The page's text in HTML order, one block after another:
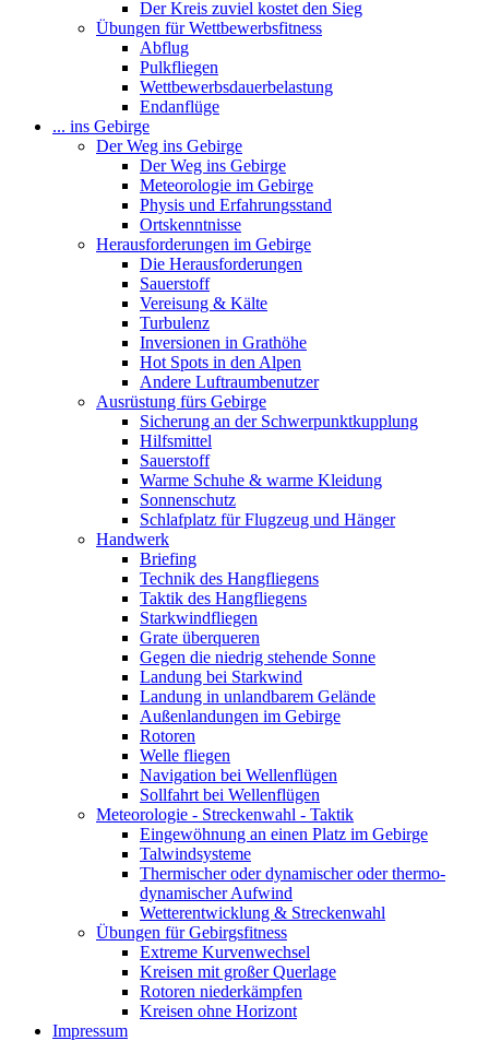
Der Kreis zuviel kostet den Sieg
Übungen für Wettbewerbsfitness
Abflug
Pulkfliegen
Wettbewerbsdauerbelastung
Endanflüge
... ins Gebirge
Der Weg ins Gebirge
Der Weg ins Gebirge
Meteorologie im Gebirge
Physis und Erfahrungsstand
Ortskenntnisse
Herausforderungen im Gebirge
Die Herausforderungen
Sauerstoff
Vereisung & Kälte
Turbulenz
Inversionen in Grathöhe
Hot Spots in den Alpen
Andere Luftraumbenutzer
Ausrüstung fürs Gebirge
Sicherung an der Schwerpunktkupplung
Hilfsmittel
Sauerstoff
Warme Schuhe & warme Kleidung
Sonnenschutz
Schlafplatz für Flugzeug und Hänger
Handwerk
Briefing
Technik des Hangfliegens
Taktik des Hangfliegens
Starkwindfliegen
Grate überqueren
Gegen die niedrig stehende Sonne
Landung bei Starkwind
Landung in unlandbarem Gelände
Außenlandungen im Gebirge
Rotoren
Welle fliegen
Navigation bei Wellenflügen
Sollfahrt bei Wellenflügen
Meteorologie - Streckenwahl - Taktik
Eingewöhnung an einen Platz im Gebirge
Talwindsysteme
Thermischer oder dynamischer oder thermo-
dynamischer Aufwind
Wetterentwicklung & Streckenwahl
Übungen für Gebirgsfitness
Extreme Kurvenwechsel
Kreisen mit großer Querlage
Rotoren niederkämpfen
Kreisen ohne Horizont
Impressum